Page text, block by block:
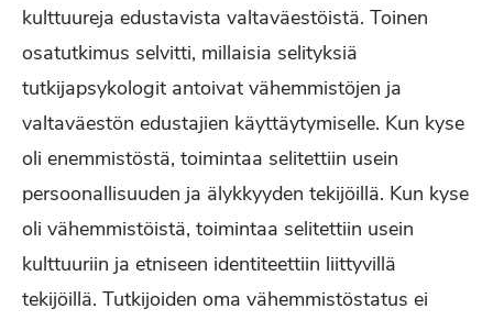
kulttuureja edustavista valtaväestöistä. Toinen
osatutkimus selvitti, millaisia selityksiä
tutkijapsykologit antoivat vähemmistöjen ja
valtaväestön edustajien käyttäytymiselle. Kun kyse
oli enemmistöstä, toimintaa selitettiin usein
persoonallisuuden ja älykkyyden tekijöillä. Kun kyse
oli vähemmistöistä, toimintaa selitettiin usein
kulttuuriin ja etniseen identiteettiin liittyvillä
tekijöillä. Tutkijoiden oma vähemmistöstatus ei